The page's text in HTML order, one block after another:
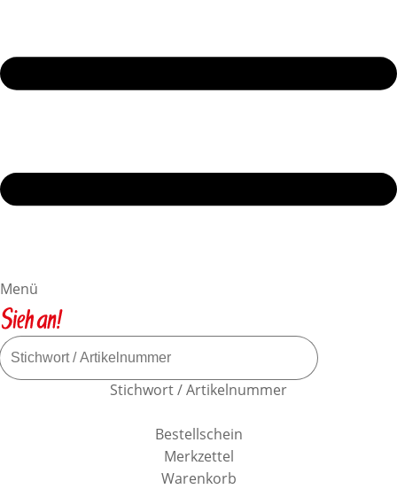
Menü
Stichwort / Artikelnummer
Bestellschein
Merkzettel
Warenkorb